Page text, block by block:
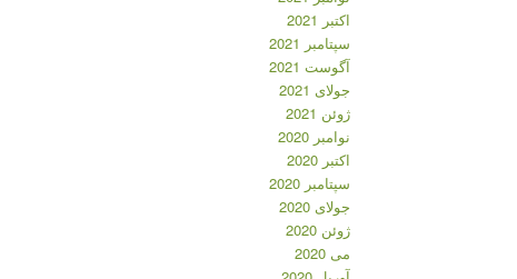
اکتبر 2021
سپتامبر 2021
آگوست 2021
جولای 2021
ژوئن 2021
نوامبر 2020
اکتبر 2020
سپتامبر 2020
جولای 2020
ژوئن 2020
می 2020